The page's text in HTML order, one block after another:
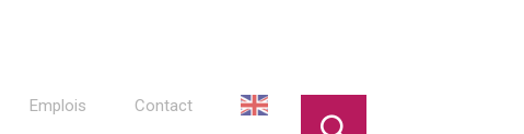
Emplois Contact